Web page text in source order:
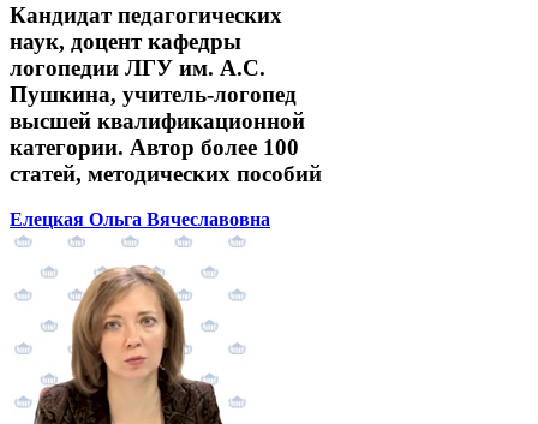
Кандидат педагогических
наук, доцент кафедры
логопедии ЛГУ им. А.С.
Пушкина, учитель-логопед
высшей квалификационной
категории. Автор более 100
статей, методических пособий
Елецкая Ольга Вячеславовна